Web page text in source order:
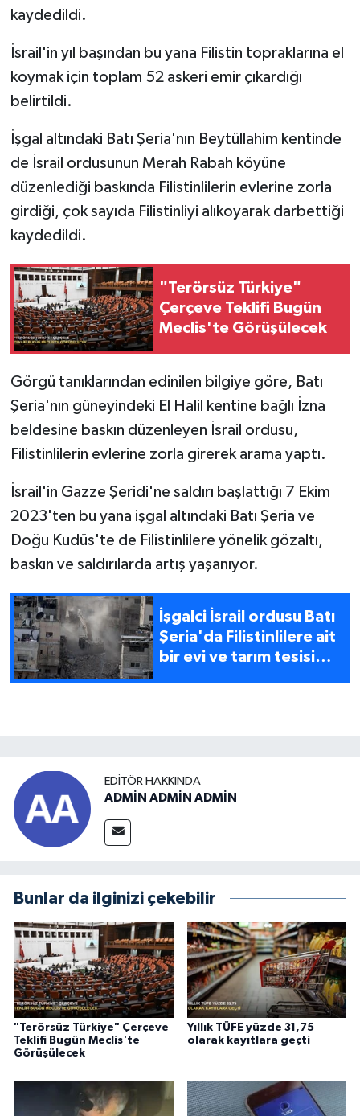
kaydedildi.
İsrail'in yıl başından bu yana Filistin topraklarına el
koymak için toplam 52 askeri emir çıkardığı
belirtildi.
İşgal altındaki Batı Şeria'nın Beytüllahim kentinde
de İsrail ordusunun Merah Rabah köyüne
düzenlediği baskında Filistinlilerin evlerine zorla
girdiği, çok sayıda Filistinliyi alıkoyarak darbettiği
kaydedildi.
"Terörsüz Türkiye"
Çerçeve Teklifi Bugün
Meclis'te Görüşülecek
Görgü tanıklarından edinilen bilgiye göre, Batı
Şeria'nın güneyindeki El Halil kentine bağlı İzna
beldesine baskın düzenleyen İsrail ordusu,
Filistinlilerin evlerine zorla girerek arama yaptı.
İsrail'in Gazze Şeridi'ne saldırı başlattığı 7 Ekim
2023'ten bu yana işgal altındaki Batı Şeria ve
Doğu Kudüs'te de Filistinlilere yönelik gözaltı,
baskın ve saldırılarda artış yaşanıyor.
İşgalci İsrail ordusu Batı
Şeria'da Filistinlilere ait
bir evi ve tarım tesisini
EDITÖR HAKKINDA
ADMİN ADMİN ADMİN
Bunlar da ilginizi çekebilir
"Terörsüz Türkiye" Çerçeve
Teklifi Bugün Meclis'te
Görüşülecek
Yıllık TÜFE yüzde 31,75
olarak kayıtlara geçti